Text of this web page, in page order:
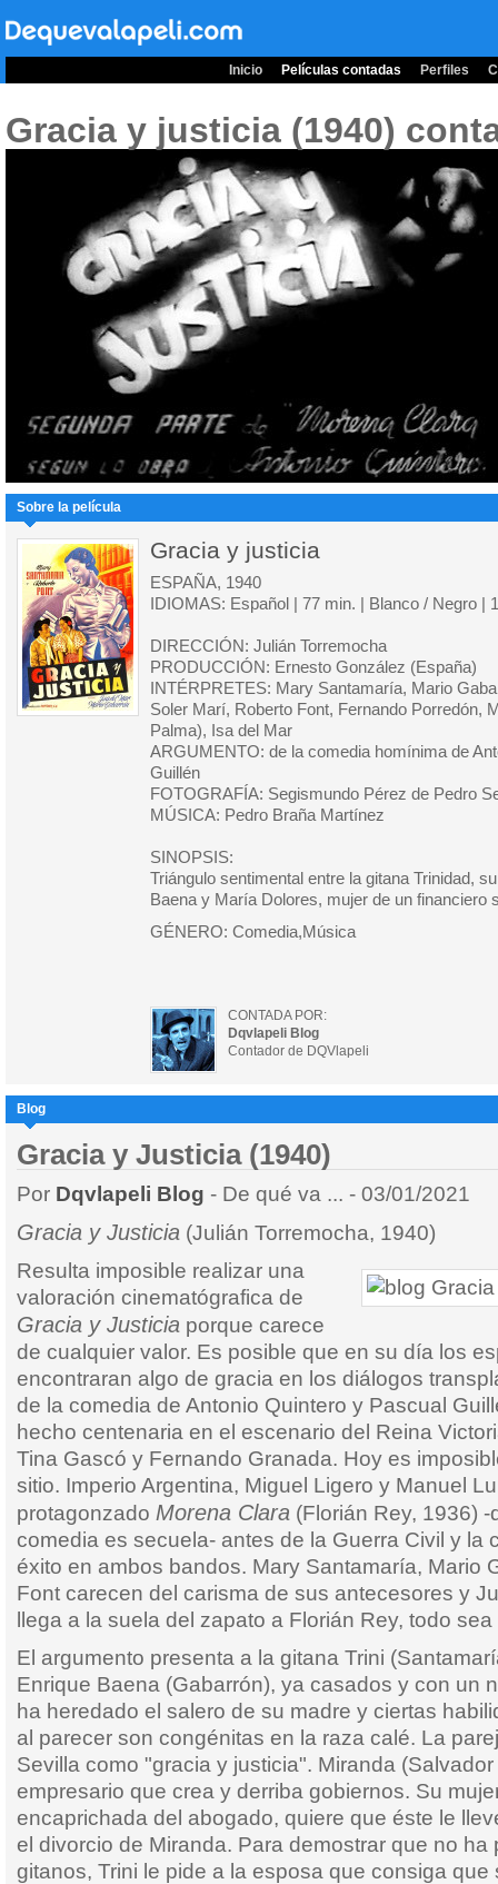
Inicio Películas contadas Perfiles
Gracia y justicia (1940)
Sobre la película
Gracia y justicia
ESPAÑA, 1940
IDIOMAS: Español | 77 min. | Blanco / Negro |
DIRECCIÓN: Julián Torremocha
PRODUCCIÓN: Ernesto González (España)
INTÉRPRETES: Mary Santamaría, Mario
Soler Marí, Roberto Font, Fernando Porredón,
Palma), Isa del Mar
ARGUMENTO: de la comedia homínima de
Guillén
FOTOGRAFÍA: Segismundo Pérez de Pedro
MÚSICA: Pedro Braña Martínez
SINOPSIS:
Triángulo sentimental entre la gitana Trinidad,
Baena y María Dolores, mujer de un financiero
GÉNERO: Comedia,Música
CONTADA POR:
Dqvlapeli Blog
Contador de DQVlapeli
Blog
Gracia y Justicia (1940)
Por Dqvlapeli Blog - De qué va ... - 03/01/2021
Gracia y Justicia (Julián Torremocha, 1940)
Resulta imposible realizar una
valoración cinematógrafica de
Gracia y Justicia porque carece
de cualquier valor. Es posible que en su día los
encontraran algo de gracia en los diálogos
de la comedia de Antonio Quintero y Pascual
hecho centenaria en el escenario del Reina
Tina Gascó y Fernando Granada. Hoy es
sitio. Imperio Argentina, Miguel Ligero y Manuel
protagonzado Morena Clara (Florián Rey, 1936)
comedia es secuela- antes de la Guerra Civil y la
éxito en ambos bandos. Mary Santamaría, Mario
Font carecen del carisma de sus antecesores y
llega a la suela del zapato a Florián Rey, todo
El argumento presenta a la gitana Trini
Enrique Baena (Gabarrón), ya casados y con un
ha heredado el salero de su madre y ciertas
al parecer son congénitas en la raza calé. La
Sevilla como "gracia y justicia". Miranda
empresario que crea y derriba gobiernos. Su
encaprichada del abogado, quiere que éste le
el divorcio de Miranda. Para demostrar que no ha
gitanos, Trini le pide a la esposa que consiga que